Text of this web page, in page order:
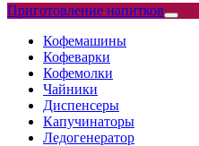
Приготовление напитков
Кофемашины
Кофеварки
Кофемолки
Чайники
Диспенсеры
Капучинаторы
Ледогенератор